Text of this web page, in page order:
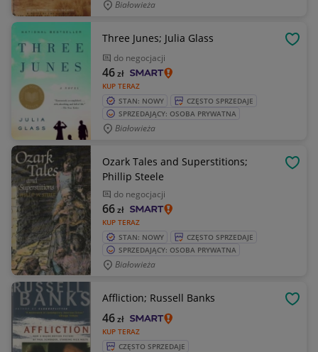
Białowieża
Three Junes; Julia Glass
do negocjacji
KUP TERAZ
46zł
STAN: NOWY
CZĘSTO SPRZEDAJE
SPRZEDAJĄCY: OSOBA PRYWATNA
Białowieża
Ozark Tales and Superstitions;
Phillip Steele
do negocjacji
KUP TERAZ
66zł
STAN: NOWY
CZĘSTO SPRZEDAJE
SPRZEDAJĄCY: OSOBA PRYWATNA
Białowieża
Affliction; Russell Banks
KUP TERAZ
46zł
CZĘSTO SPRZEDAJE